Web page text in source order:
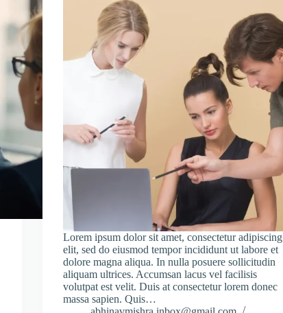
Lorem ipsum dolor sit amet, consectetur adipiscing
elit, sed do eiusmod tempor incididunt ut labore et
dolore magna aliqua. In nulla posuere sollicitudin
aliquam ultrices. Accumsan lacus vel facilisis
volutpat est velit. Duis at consectetur lorem donec
massa sapien. Quis…